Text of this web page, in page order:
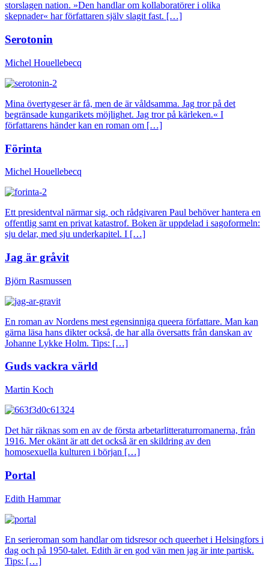
storslagen nation. »Den handlar om kollaboratörer i olika
skepnader« har författaren själv slagit fast. […]
Serotonin
Michel Houellebecq
Mina övertygeser är få, men de är våldsamma. Jag tror på det
begränsade kungarikets möjlighet. Jag tror på kärleken.« I
författarens händer kan en roman om […]
Förinta
Michel Houellebecq
Ett presidentval närmar sig, och rådgivaren Paul behöver hantera en
offentlig samt en privat katastrof. Boken är uppdelad i sagoformeln:
sju delar, med sju underkapitel. I […]
Jag är gråvit
Björn Rasmussen
En roman av Nordens mest egensinniga queera författare. Man kan
gärna läsa hans dikter också, de har alla översatts från danskan av
Johanne Lykke Holm. Tips: […]
Guds vackra värld
Martin Koch
Det här räknas som en av de första arbetarlitteraturromanerna, från
1916. Mer okänt är att det också är en skildring av den
homosexuella kulturen i början […]
Portal
Edith Hammar
En serieroman som handlar om tidsresor och queerhet i Helsingfors i
dag och på 1950-talet. Edith är en god vän men jag är inte partisk.
Tips: […]